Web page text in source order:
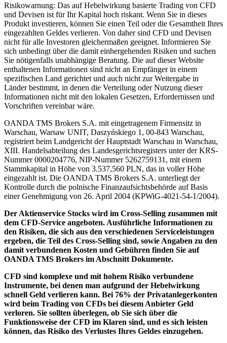
Risikowarnung: Das auf Hebelwirkung basierte Trading von CFD
und Devisen ist für Ihr Kapital hoch riskant. Wenn Sie in dieses
Produkt investieren, können Sie einen Teil oder die Gesamtheit Ihres
eingezahlten Geldes verlieren. Von daher sind CFD und Devisen
nicht für alle Investoren gleichermaßen geeignet. Informieren Sie
sich unbedingt über die damit einhergehenden Risiken und suchen
Sie nötigenfalls unabhängige Beratung. Die auf dieser Website
enthaltenen Informationen sind nicht an Empfänger in einem
spezifischen Land gerichtet und auch nicht zur Weitergabe in
Länder bestimmt, in denen die Verteilung oder Nutzung dieser
Informationen nicht mit den lokalen Gesetzen, Erfordernissen und
Vorschriften vereinbar wäre.
OANDA TMS Brokers S.A. mit eingetragenem Firmensitz in
Warschau, Warsaw UNIT, Daszyńskiego 1, 00-843 Warschau,
registriert beim Landgericht der Hauptstadt Warschau in Warschau,
XIII. Handelsabteilung des Landesgerichtsregisters unter der KRS-
Nummer 0000204776, NIP-Nummer 5262759131, mit einem
Stammkapital in Höhe von 3.537,560 PLN, das in voller Höhe
eingezahlt ist. Die OANDA TMS Brokers S.A. unterliegt der
Kontrolle durch die polnische Finanzaufsichtsbehörde auf Basis
einer Genehmigung von 26. April 2004 (KPWiG-4021-54-1/2004).
Der Aktienservice Stocks wird im Cross-Selling zusammen mit
dem CFD-Service angeboten. Ausführliche Informationen zu
den Risiken, die sich aus den verschiedenen Serviceleistungen
ergeben, die Teil des Cross-Selling sind, sowie Angaben zu den
damit verbundenen Kosten und Gebühren finden Sie auf
OANDA TMS Brokers im Abschnitt Dokumente.
CFD sind komplexe und mit hohem Risiko verbundene
Instrumente, bei denen man aufgrund der Hebelwirkung
schnell Geld verlieren kann. Bei 76% der Privatanlegerkonten
wird beim Trading von CFDs bei diesem Anbieter Geld
verloren. Sie sollten überlegen, ob Sie sich über die
Funktionsweise der CFD im Klaren sind, und es sich leisten
können, das Risiko des Verlustes Ihres Geldes einzugehen.